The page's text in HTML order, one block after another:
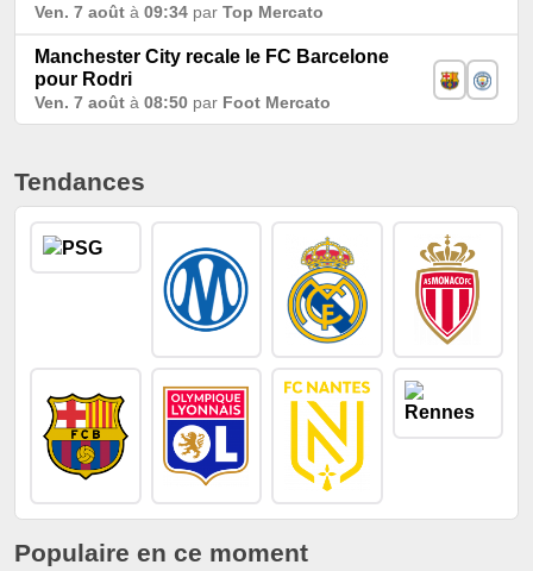
Ven. 7 août à 09:34 par Top Mercato
Manchester City recale le FC Barcelone
pour Rodri
Ven. 7 août à 08:50 par Foot Mercato
Tendances
Populaire en ce moment